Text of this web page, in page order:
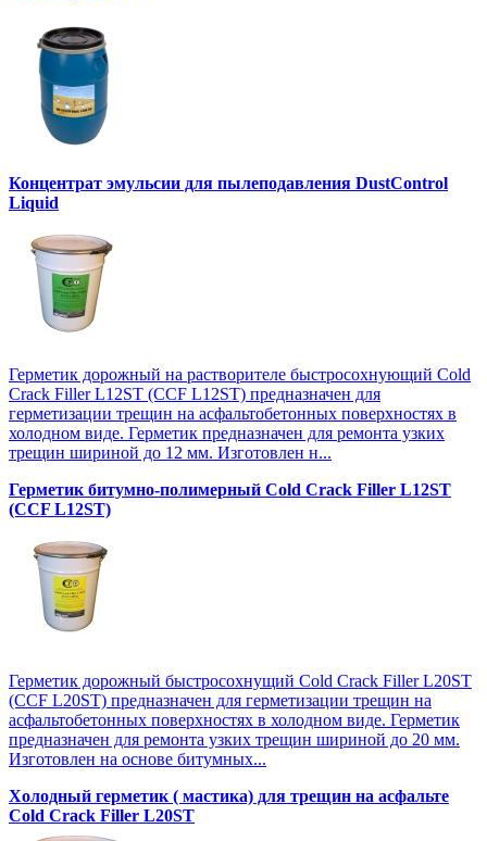
Концентрат эмульсии для пылеподавления DustControl
Liquid
Герметик дорожный на растворителе быстросохнующий Cold
Crack Filler L12SТ (CCF L12SТ) предназначен для
герметизации трещин на асфальтобетонных поверхностях в
холодном виде. Герметик предназначен для ремонта узких
трещин шириной до 12 мм. Изготовлен н...
Герметик битумно-полимерный Cold Crack Filler L12SТ
(CCF L12SТ)
Герметик дорожный быстросохнущий Cold Crack Filler L20SТ
(CCF L20SТ) предназначен для герметизации трещин на
асфальтобетонных поверхностях в холодном виде. Герметик
предназначен для ремонта узких трещин шириной до 20 мм.
Изготовлен на основе битумных...
Холодный герметик ( мастика) для трещин на асфальте
Cold Crack Filler L20SТ